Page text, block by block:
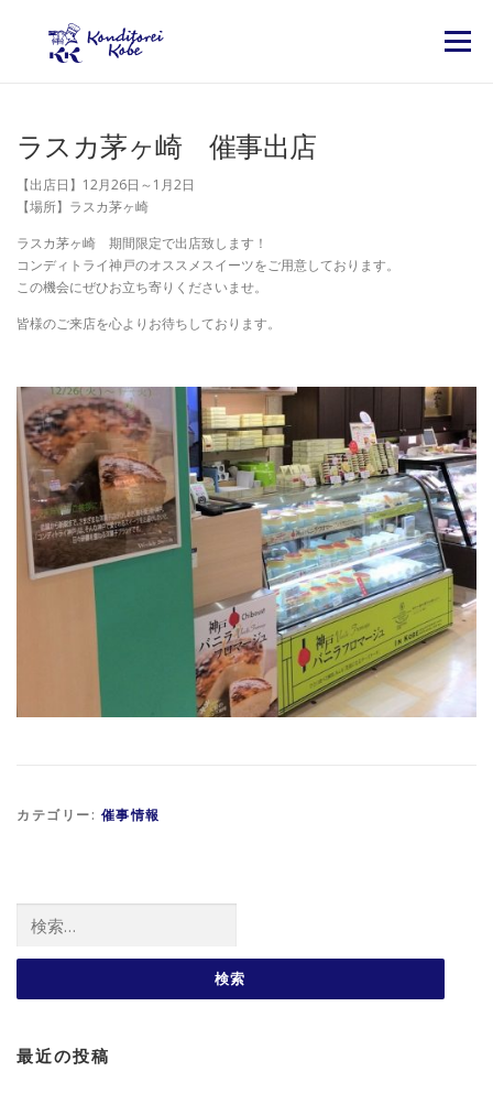
メニュー
ラスカ茅ヶ崎 催事出店
【出店日】12月26日～1月2日
【場所】ラスカ茅ヶ崎
ラスカ茅ヶ崎 期間限定で出店致します！
コンディトライ神戸のオススメスイーツをご用意しております。
この機会にぜひお立ち寄りくださいませ。
皆様のご来店を心よりお待ちしております。
カテゴリー: 催事情報
最近の投稿